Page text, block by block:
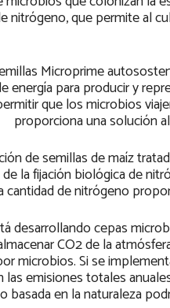
nitrógeno, que permite al
Microprime
energía para producir y
que los microbios
proporciona una solución
de semillas de maíz
la fijación biológica de
de nitrógeno
desarrollando cepas
CO2 de la
microbios. Si se
emisiones totales
basada en la naturaleza